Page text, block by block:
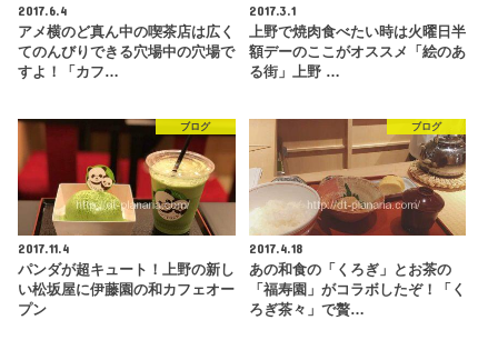
2017.6.4
アメ横のど真ん中の喫茶店は広く
てのんびりできる穴場中の穴場で
すよ！「カフ…
2017.3.1
上野で焼肉食べたい時は火曜日半
額デーのここがオススメ「絵のあ
る街」上野 …
ブログ
2017.11.4
パンダが超キュート！上野の新し
い松坂屋に伊藤園の和カフェオー
プン
ブログ
2017.4.18
あの和食の「くろぎ」とお茶の
「福寿園」がコラボしたぞ！「く
ろぎ茶々」で贅…